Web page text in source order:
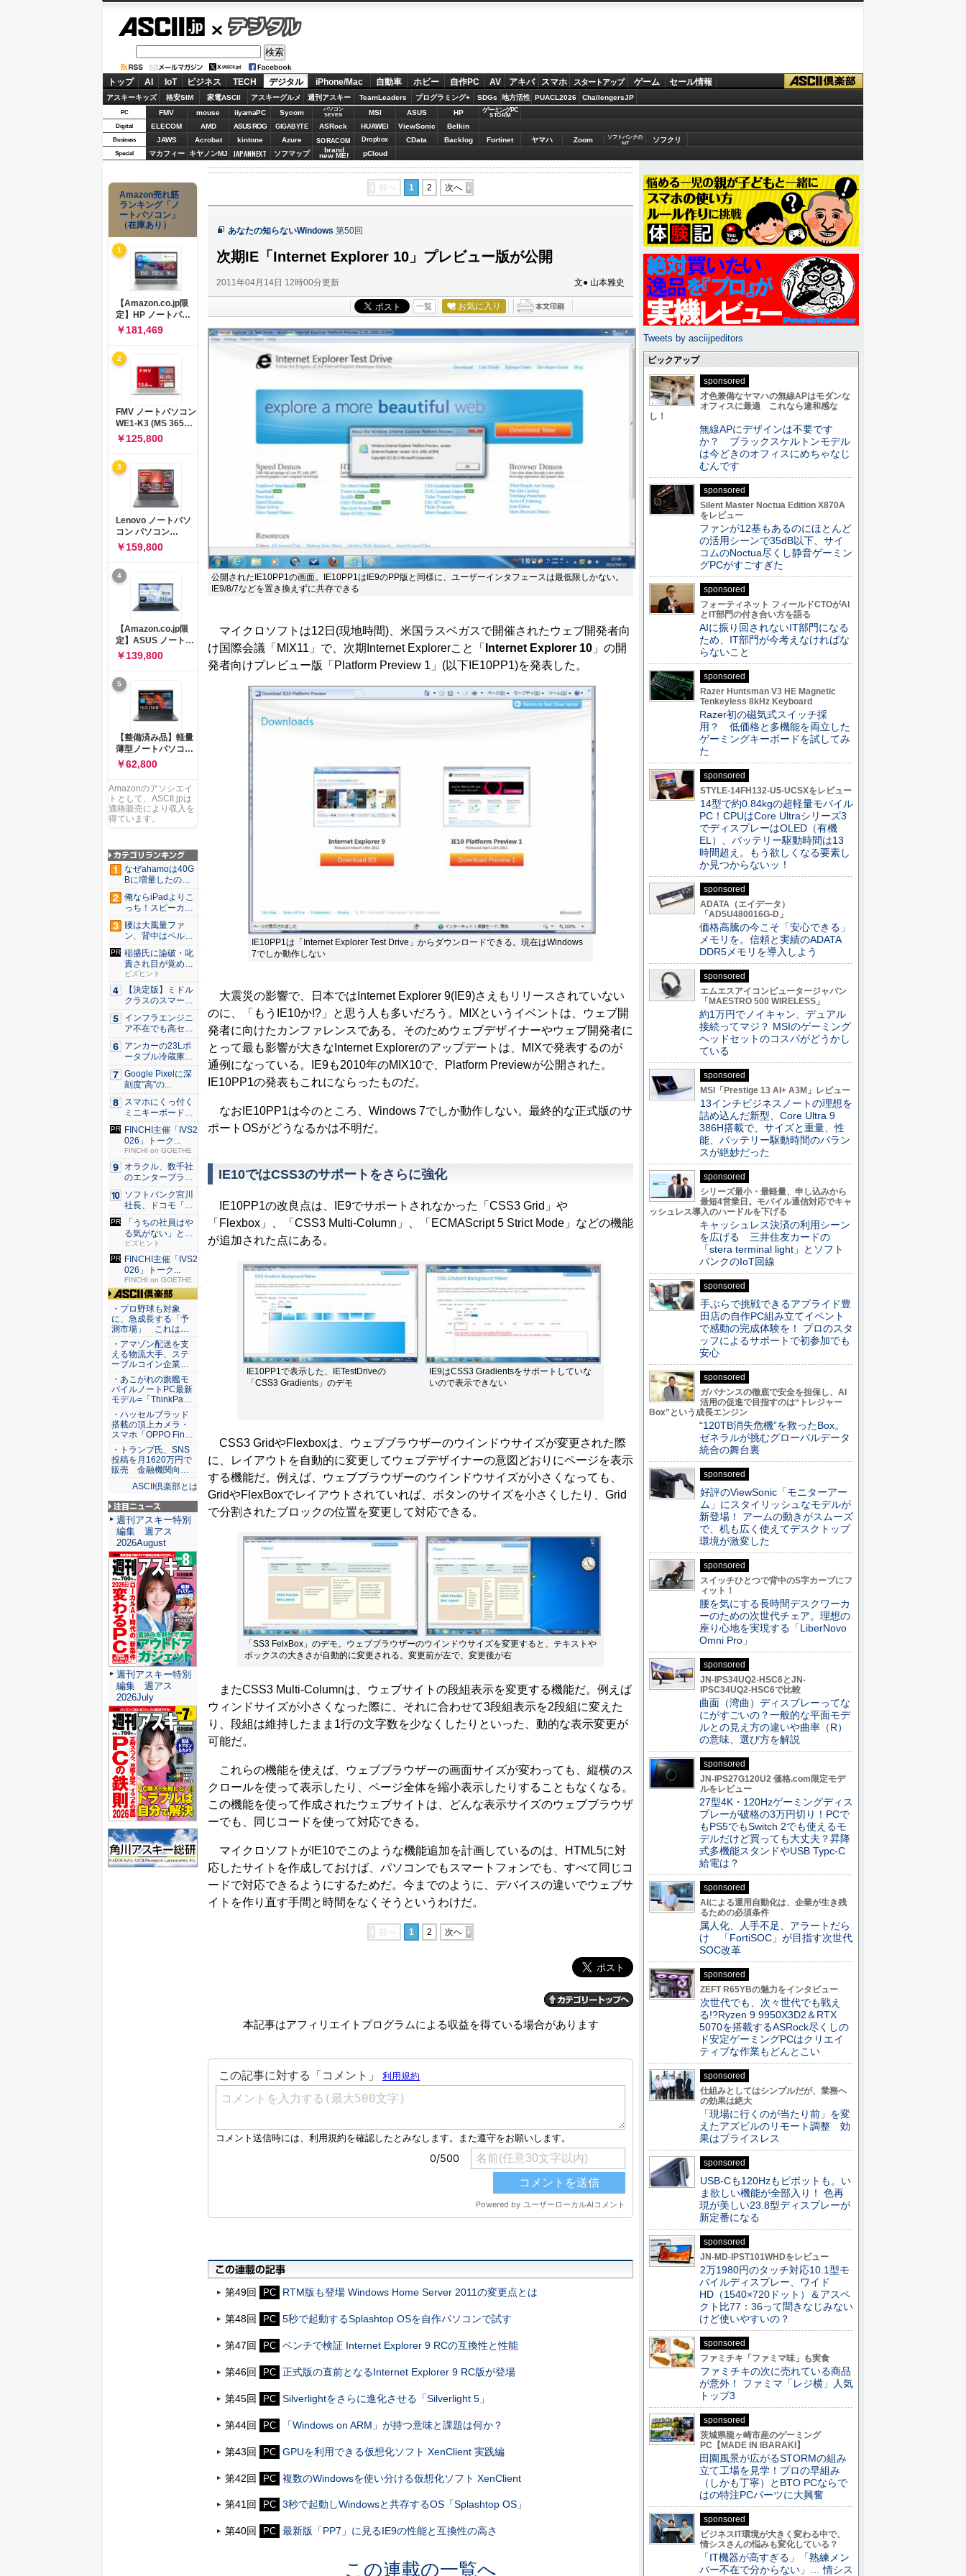
デジタル
トップ AI IoT ビジネス TECH デジタル iPhone/Mac 自動車 ホビー 自作PC AV アキバ スマホ スタートアップ ゲーム セール情報
アスキーキッズ 格安SIM 家電ASCII アスキーグルメ 週刊アスキー TeamLeaders プログラミング+ SDGs 地方活性 PUACL2026 ChallengersJP
PC FMV mouse iiyamaPC Sycom
パソコン
SEVEN
MSI ASUS HP ゲーミングPC
STORM
Digital ELECOM AMD ASUS ROG GIGABYTE ASRock HUAWEI ViewSonic Belkin
Business JAWS Acrobat kintone Azure SORACOM Dropbox CData Backlog Fortinet ヤマハ Zoom
ソフトバンクの
IoT
ソフクリ
Special マカフィー キヤノンMJ JAPANNEXT ソフマップ brand
new ME! pCloud
前へ 1 2 次へ
あなたの知らないWindows 第50回
次期IE「Internet Explorer 10」プレビュー版が公開
2011年04月14日 12時00分更新 文● 山本雅史
一覧 お気に入り
公開されたIE10PP1の画面。IE10PP1はIE9のPP版と同様に、ユーザーインタフェースは最低限しかない。
IE9/8/7などを置き換えずに共存できる
マイクロソフトは12日(現地時間)、米国ラスベガスで開催されたウェブ開発者向
け国際会議「MIX11」で、次期Internet Explorerこと「
Internet Explorer 10 」の開
発者向けプレビュー版「Platform Preview 1」(以下IE10PP1)を発表した。
IE10PP1は「Internet Explorer Test Drive」からダウンロードできる。現在はWindows
7でしか動作しない
大震災の影響で、日本ではInternet Explorer 9(IE9)さえもリリースされていない
のに、「もうIE10か!?」と思う人も多いだろう。MIXというイベントは、ウェブ開
発者に向けたカンファレンスである。そのためウェブデザイナーやウェブ開発者に
とって最も影響が大きなInternet Explorerのアップデートは、MIXで発表するのが
通例になっている。IE9も2010年のMIX10で、Platform Previewが公開された。
IE10PP1の発表もこれにならったものだ。
なおIE10PP1は今のところ、Windows 7でしか動作しない。最終的な正式版のサ
ポートOSがどうなるかは不明だ。
IE10ではCSS3のサポートをさらに強化
IE10PP1の改良点は、IE9でサポートされなかった「CSS3 Grid」や
「Flexbox」、「CSS3 Multi-Column」、「ECMAScript 5 Strict Mode」などの機能
が追加された点にある。
IE10PP1で表示した、IETestDriveの
「CSS3 Gradients」のデモ
IE9はCSS3 Gradientsをサポートしていな
いので表示できない
CSS3 GridやFlexboxは、ウェブブラウザーのウインドウサイズが変更された際
に、レイアウトを自動的に変更してウェブデザイナーの意図どおりにページを表示
する機能だ。例えば、ウェブブラウザーのウインドウサイズが小さくなっても、
GridやFlexBoxでレイアウトされていれば、ボタンのサイズを小さくしたり、Grid
で分割されたブロックの位置を変更して対応できる。
「SS3 FelxBox」のデモ。ウェブブラウザーのウインドウサイズを変更すると、テキストや
ボックスの大きさが自動的に変更される。変更前が左で、変更後が右
またCSS3 Multi-Columnは、ウェブサイトの段組表示を変更する機能だ。例えば
ウィンドサイズが小さくなった際に、それに合わせて3段組表示を2段組に変えた
り、段組は維持したまま1行の文字数を少なくしたりといった、動的な表示変更が
可能だ。
これらの機能を使えば、ウェブブラウザーの画面サイズが変わっても、縦横のス
クロールを使って表示したり、ページ全体を縮小表示したりすることもなくなる。
この機能を使って作成されたウェブサイトは、どんな表示サイズのウェブブラウザ
ーでも、同じコードを使って対応できる。
マイクロソフトがIE10でこのような機能追加を計画しているのは、HTML5に対
応したサイトを作成しておけば、パソコンでもスマートフォンでも、すべて同じコ
ードで対応できるようにするためだ。今までのように、デバイスの違いでウェブサ
イトを作り直す手間と時間をなくそうというわけだ。
前へ 1 2 次へ
本記事はアフィリエイトプログラムによる収益を得ている場合があります
第49回 PC RTM版も登場 Windows Home Server 2011の変更点とは
第48回 PC 5秒で起動するSplashtop OSを自作パソコンで試す
第47回 PC ベンチで検証 Internet Explorer 9 RCの互換性と性能
第46回 PC 正式版の直前となるInternet Explorer 9 RC版が登場
第45回 PC Silverlightをさらに進化させる「Silverlight 5」
第44回 PC 「Windows on ARM」が持つ意味と課題は何か？
第43回 PC GPUを利用できる仮想化ソフト XenClient 実践編
第42回 PC 複数のWindowsを使い分ける仮想化ソフト XenClient
第41回 PC 3秒で起動しWindowsと共存するOS「Splashtop OS」
第40回 PC 最新版「PP7」に見るIE9の性能と互換性の高さ
この連載の一覧へ
Amazon売れ筋
ランキング「ノ
ートパソコン」
（在庫あり）
1
【Amazon.co.jp限
定】HP ノートパソ
コン 15-fd 15.6イン
チ インテル Core 5
120U メモリ16GB
SSD512GB
Windows 11
Microsoft Office
2024搭載 WPS
Office搭載 カメラシ
ャッター 指紋認証 薄
型 Copilotキー搭載
ナチュラルシルバー
￥181,469
2
FMV ノートパソコン
WE1-K3 (MS 365
Personal/Copilotキ
ー搭載/Win 11/15.6
型/Core
i5/16GB/SSD
512GB/ホワイト)
FMVWK3E15W_AZ
￥125,800
3
Lenovo ノートパソ
コン パソコン
IdeaPad Slim 3 14.0
インチ AMD
Ryzen™ 5 8640HS
メモリ16GB
SSD512GB
Microsoft 365 試用
版 Windows11 バッ
テリー駆動12.6時間
重量1.39kg ルナグレ
ー 83K9003JJP ノー
トPC
￥159,800
4
【Amazon.co.jp限
定】ASUS ノートパ
ソコン Vivobook 15
M1502NAQ 15.6イ
ンチ AMD Ryzen 7
170 メモリ16GB
SSD 512GB
Microsoft 365
Personal (24か月版)
搭載 Windows 11 重
量1.7kg Wi-Fi 6E ク
ワイエットブルー
M1502NAQ-
￥139,800
5
【整備済み品】軽量
薄型ノートパソコン
dynabook G83 ■
13.3型
FHD(1920x1080) -
高性能第11世代Core
i5-1135G7 - メモリ
16GB - SSD 256GB
USB Type-C - MS
Office 2021 - Win11
搭載
￥62,800
Amazonのアソシエイ
トとして、ASCII.jpは
適格販売により収入を
得ています。
なぜahamoは40G
Bに増量したの
か ...
俺ならiPadよりこ
っち！スピーカー
9個...
腰は大風量ファ
ン、背中はペルチ
ェ冷却。ダ...
稲盛氏に論破・叱
責され目が覚め
た。経営者...
ビズヒント
【決定版】ミドル
クラスのスマート
フォンの...
インフラエンジニ
ア不在でも高セキ
ュリティ...
アンカーの23Lポ
ータブル冷蔵庫が
Ama...
Google Pixelに深
刻度"高"の...
スマホにくっ付く
ミニキーボード！
触ってわ...
FINCHI主催「IVS2
026」トーク...
FINCHI on GOETHE
オラクル、数千社
のエンタープライ
ズ・アプ...
ソフトバンク宮川
社長、ドコモ「ah
amo...
「うちの社員はや
る気がない」と嘆
くリーダ...
ビズヒント
FINCHI主催「IVS2
026」トーク...
FINCHI on GOETHE
ASCII倶楽部
・プロ野球も対象
に、急成長する「予
測市場」 これは…
・アマゾン配送を支
える物流大手、ステ
ーブルコイン企業…
・あこがれの旗艦モ
バイルノートPC最新
モデル=「ThinkPa…
・ハッセルブラッド
搭載の頂上カメラ・
スマホ「OPPO Fin…
・トランプ氏、SNS
投稿を月1620万円で
販売 金融機関向…
ASCII倶楽部とは
注目ニュース
週刊アスキー特別
編集 週アス
2026August
週刊アスキー特別
編集 週アス
2026July
Tweets by asciijpeditors
ピックアップ
sponsored
才色兼備なヤマハの無線APはモダンな
オフィスに最適 これなら違和感な
し！
無線APにデザインは不要です
か？ ブラックスケルトンモデル
は今どきのオフィスにめちゃなじ
むんです
sponsored
Silent Master Noctua Edition X870A
をレビュー
ファンが12基もあるのにほとんど
の活用シーンで35dB以下、サイ
コムのNoctua尽くし静音ゲーミン
グPCがすごすぎた
sponsored
フォーティネット フィールドCTOがAI
とIT部門の付き合い方を語る
AIに振り回されないIT部門になる
ため、IT部門が今考えなければな
らないこと
sponsored
Razer Huntsman V3 HE Magnetic
Tenkeyless 8kHz Keyboard
Razer初の磁気式スイッチ採
用？ 低価格と多機能を両立した
ゲーミングキーボードを試してみ
た
sponsored
STYLE-14FH132-U5-UCSXをレビュー
14型で約0.84kgの超軽量モバイル
PC！CPUはCore Ultraシリーズ3
でディスプレーはOLED（有機
EL）、バッテリー駆動時間は13
時間超え。もう欲しくなる要素し
か見つからないッ！
sponsored
ADATA（エイデータ）
「AD5U480016G-D」
価格高騰の今こそ「安心できる」
メモリを。信頼と実績のADATA
DDR5メモリを導入しよう
sponsored
エムエスアイコンピュータージャパン
「MAESTRO 500 WIRELESS」
約1万円でノイキャン、デュアル
接続ってマジ？ MSIのゲーミング
ヘッドセットのコスパがどうかし
ている
sponsored
MSI「Prestige 13 AI+ A3M」レビュー
13インチビジネスノートの理想を
詰め込んだ新型、Core Ultra 9
386H搭載で、サイズと重量、性
能、バッテリー駆動時間のバラン
スが絶妙だった
sponsored
シリーズ最小・最軽量、申し込みから
最短4営業日。モバイル通信対応でキャ
ッシュレス導入のハードルを下げる
キャッシュレス決済の利用シーン
を広げる 三井住友カードの
「stera terminal light」とソフト
バンクのIoT回線
sponsored
手ぶらで挑戦できるアプライド豊
田店の自作PC組み立てイベント
で感動の完成体験を！ プロのスタ
ッフによるサポートで初参加でも
安心
sponsored
ガバナンスの徹底で安全を担保し、AI
活用の促進で目指すのは“トレジャー
Box”という成長エンジン
“120TB消失危機”を救ったBox。
ゼネラルが挑むグローバルデータ
統合の舞台裏
sponsored
好評のViewSonic「モニターアー
ム」にスタイリッシュなモデルが
新登場！ アームの動きがスムーズ
で、机も広く使えてデスクトップ
環境が激変した
sponsored
スイッチひとつで背中のS字カーブにフ
ィット！
腰を気にする長時間デスクワーカ
ーのための次世代チェア。理想の
座り心地を実現する「LiberNovo
Omni Pro」
sponsored
JN-IPS34UQ2-HSC6とJN-
IPSC34UQ2-HSC6で比較
曲面（湾曲）ディスプレーってな
にがすごいの？一般的な平面モデ
ルとの見え方の違いや曲率（R）
の意味、選び方を解説
sponsored
JN-IPS27G120U2 価格.com限定モデ
ルをレビュー
27型4K・120Hzゲーミングディス
プレーが破格の3万円切り！PCで
もPS5でもSwitch 2でも使えるモ
デルだけど買っても大丈夫？昇降
式多機能スタンドやUSB Typc-C
給電は？
sponsored
AIによる運用自動化は、企業が生き残
るための必須条件
属人化、人手不足、アラートだら
け 「FortiSOC」が目指す次世代
SOC改革
sponsored
ZEFT R65YBの魅力をインタビュー
次世代でも、次々世代でも戦え
る!?Ryzen 9 9950X3D2＆RTX
5070を搭載するASRock尽くしの
ド安定ゲーミングPCはクリエイ
ティブな作業もどんとこい
sponsored
仕組みとしてはシンプルだが、業務へ
の効果は絶大
「現場に行くのが当たり前」を変
えたアズビルのリモート調整 効
果はプライスレス
sponsored
USB-Cも120Hzもピボットも。い
ま欲しい機能が全部入り！ 色再
現が美しい23.8型ディスプレーが
新定番になる
sponsored
JN-MD-IPST101WHDをレビュー
2万1980円のタッチ対応10.1型モ
バイルディスプレー、ワイド
HD（1540×720ドット）＆アスペ
クト比77：36って聞きなじみない
けど使いやすいの？
sponsored
ファミチキ「ファミマ味」も実食
ファミチキの次に売れている商品
が意外！ ファミマ「レジ横」人気
トップ3
sponsored
茨城県龍ヶ崎市産のゲーミング
PC【MADE IN IBARAKI】
田園風景が広がるSTORMの組み
立て工場を見学！プロの早組み
（しかも丁寧）とBTO PCならで
はの特注PCパーツに大興奮
sponsored
ビジネスIT環境が大きく変わる中で、
情シスさんの悩みも変化している？
「IT機器が高すぎる」「熟練メン
バー不在で分からない」… 情シス